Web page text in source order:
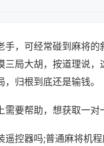
手，可经常碰到麻将的
三局大胡，按道理说
归根到底还是输钱。
需要帮助，想获取一
遥控器吗;普通麻将机